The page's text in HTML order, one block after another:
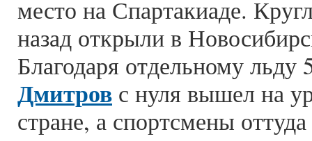
место на Спартакиаде.
назад открыли в
Благодаря отдельному
Дмитров с нуля вышел на
стране, а спортсмены